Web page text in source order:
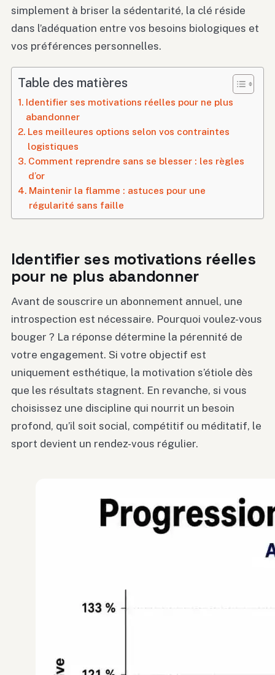
simplement à briser la sédentarité, la clé réside
dans l’adéquation entre vos besoins biologiques et
vos préférences personnelles.
Table des matières
Identifier ses motivations réelles pour ne plus
abandonner
Les meilleures options selon vos contraintes
logistiques
Comment reprendre sans se blesser : les règles
d’or
Maintenir la flamme : astuces pour une
régularité sans faille
Identifier ses motivations réelles
pour ne plus abandonner
Avant de souscrire un abonnement annuel, une
introspection est nécessaire. Pourquoi voulez-vous
bouger ? La réponse détermine la pérennité de
votre engagement. Si votre objectif est
uniquement esthétique, la motivation s’étiole dès
que les résultats stagnent. En revanche, si vous
choisissez une discipline qui nourrit un besoin
profond, qu’il soit social, compétitif ou méditatif, le
sport devient un rendez-vous régulier.